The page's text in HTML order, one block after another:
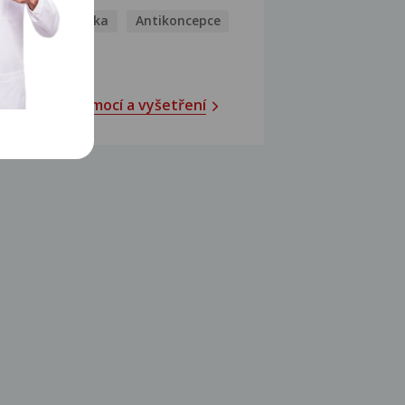
Antihistaminika Antikoncepce
Katalog nemocí a vyšetření